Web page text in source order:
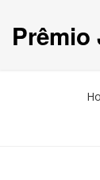
Prêmio